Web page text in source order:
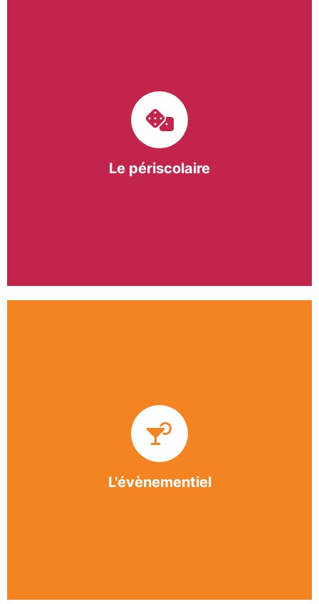
Le périscolaire
bergeracois. A travers les Temps d’Activités
Périscolaires (TAP) et les Pauses Méridiennes, nous
apportons une réponse adaptée et individualisée
L'évènementiel
BASE apporte des solutions innovantes et
originales dans l’organisation des manifestations,
festivals, conventions, colloques et assemblées